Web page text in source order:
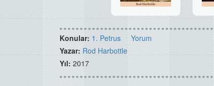
Konular: 1. Petrus
Yorum
Yazar: Rod Harbottle
Yıl: 2017